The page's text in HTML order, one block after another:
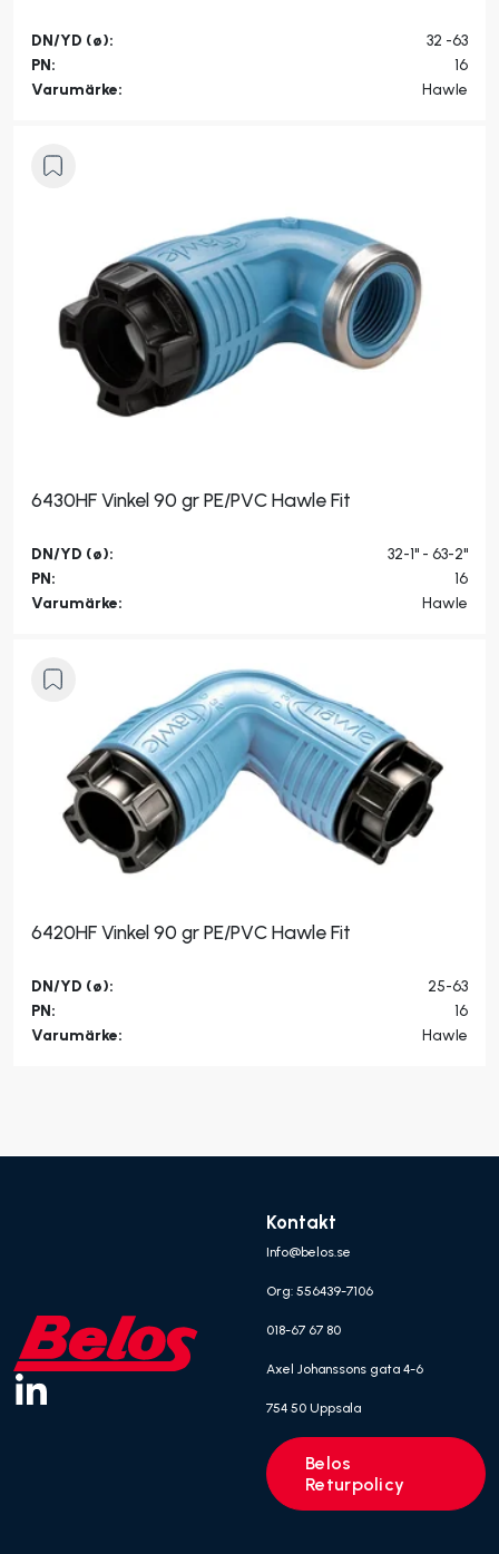
DN/YD (ø):
32 -63
PN:
16
Varumärke:
Hawle
6430HF Vinkel 90 gr PE/PVC Hawle Fit
DN/YD (ø):
32-1" - 63-2"
PN:
16
Varumärke:
Hawle
6420HF Vinkel 90 gr PE/PVC Hawle Fit
DN/YD (ø):
25-63
PN:
16
Varumärke:
Hawle
Kontakt
Info@belos.se
Org: 556439-7106
018-67 67 80
Axel Johanssons gata 4-6
754 50 Uppsala
Belos
Returpolicy